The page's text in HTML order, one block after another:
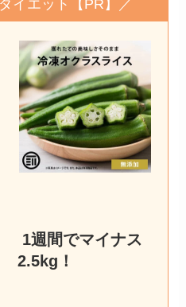
イエット【PR】／
1週間でマイナス
2.5kg ！